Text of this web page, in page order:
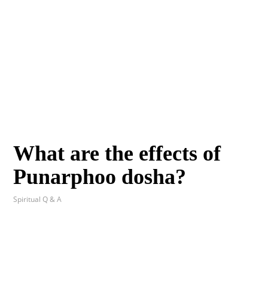
What are the effects of
Punarphoo dosha?
Spiritual Q & A